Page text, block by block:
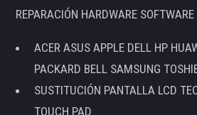
REPARACIÓN HARDWARE SOFTWARE
ACER ASUS APPLE DELL HP
PACKARD BELL SAMSUNG
SUSTITUCIÓN PANTALLA LCD
TOUCH PAD